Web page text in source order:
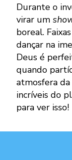
Durante o
virar um
boreal.
dançar na
Deus é
quando
atmosfera da
incríveis do
para ver isso!